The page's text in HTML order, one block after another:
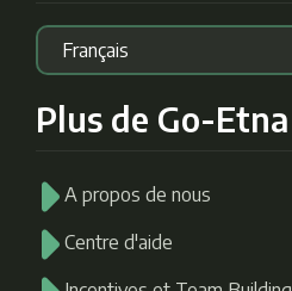
Plus de Go-Etna
A propos de nous
Centre d'aide